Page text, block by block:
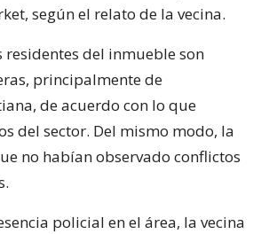
según el relato de la vecina.
residentes del inmueble son
principalmente de
de acuerdo con lo que
del sector. Del mismo modo, la
no habían observado conflictos
policial en el área, la vecina